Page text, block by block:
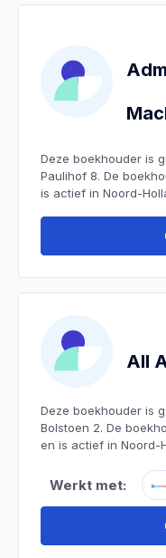
Deze boekhouder is
Paulihof 8. De
is actief in Noord-
All
Deze boekhouder is
Bolstoen 2. De
en is actief in Noord-
Werkt met: